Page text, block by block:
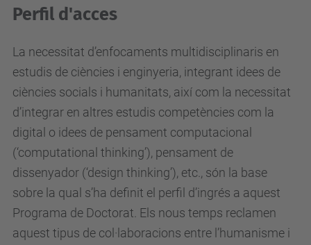
Perfil d'acces
La necessitat d’enfocaments multidisciplinaris en
estudis de ciències i enginyeria, integrant idees de
ciències socials i humanitats, així com la necessitat
d’integrar en altres estudis competències com la
digital o idees de pensament computacional
(‘computational thinking’), pensament de
dissenyador (‘design thinking’), etc., són la base
sobre la qual s’ha definit el perfil d’ingrés a aquest
Programa de Doctorat. Els nous temps reclamen
aquest tipus de col·laboracions entre l’humanisme i